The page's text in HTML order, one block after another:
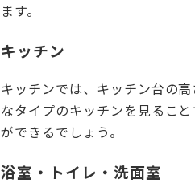
ます。
キッチン
キッチンでは、キッチン台の
なタイプのキッチンを見るこ
ができるでしょう。
浴室・トイレ・洗面室